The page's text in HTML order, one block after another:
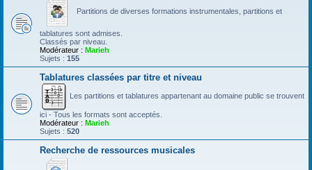
Partitions de diverses formations instrumentales, partitions et
tablatures sont admises.
Classés par niveau.
Modérateur : Marieh
Sujets : 155
Tablatures classées par titre et niveau
Les partitions et tablatures appartenant au domaine public se trouvent
ici - Tous les formats sont acceptés.
Modérateur : Marieh
Sujets : 520
Recherche de ressources musicales